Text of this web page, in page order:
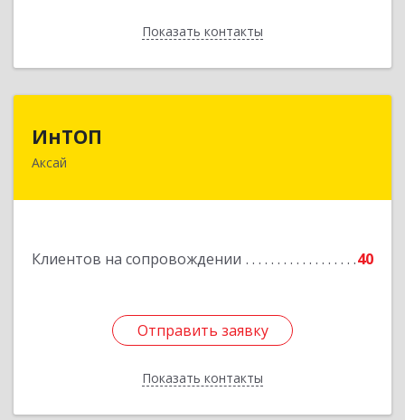
Показать контакты
Назад
ИнТОП
Аксай
Клиентов на сопровождении 40
Отправить заявку
Показать контакты
344000, Ростов-на-Дону г, Буденновский пр-кт,
Отправить заявку
Назад